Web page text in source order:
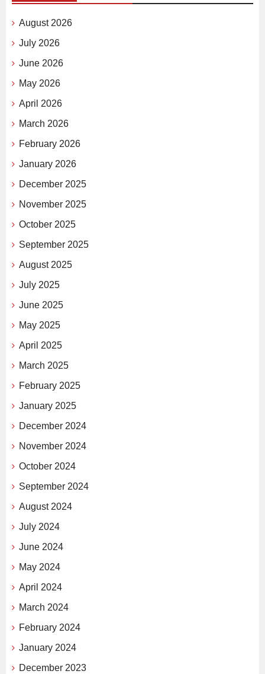
August 2026
July 2026
June 2026
May 2026
April 2026
March 2026
February 2026
January 2026
December 2025
November 2025
October 2025
September 2025
August 2025
July 2025
June 2025
May 2025
April 2025
March 2025
February 2025
January 2025
December 2024
November 2024
October 2024
September 2024
August 2024
July 2024
June 2024
May 2024
April 2024
March 2024
February 2024
January 2024
December 2023